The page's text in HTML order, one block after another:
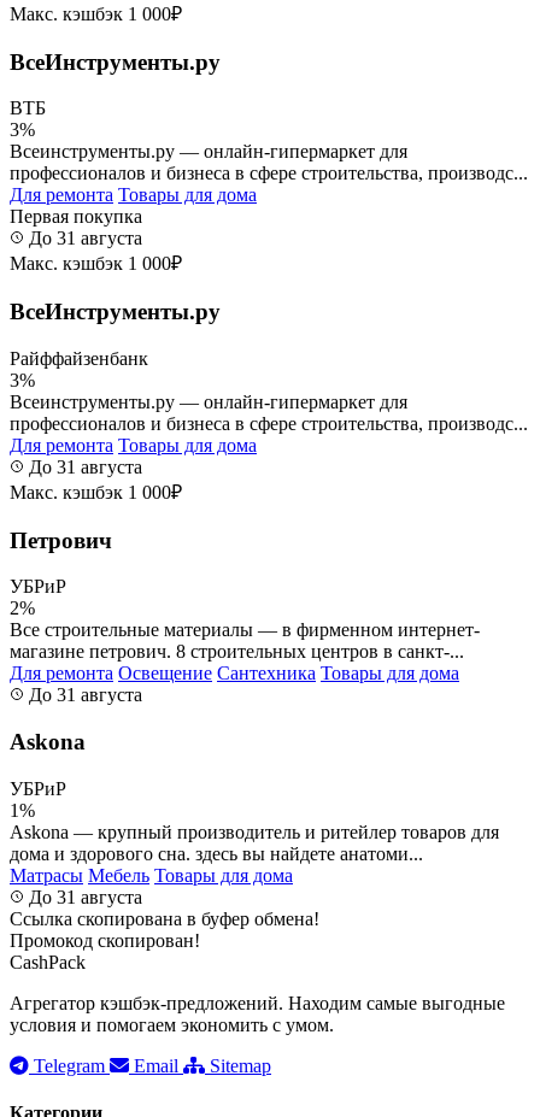
Макс. кэшбэк 1 000₽
ВсеИнструменты.ру
ВТБ
3%
Всеинструменты.ру — онлайн-гипермаркет для
профессионалов и бизнеса в сфере строительства, производс...
Для ремонта Товары для дома
Первая покупка
До 31 августа
Макс. кэшбэк 1 000₽
ВсеИнструменты.ру
Райффайзенбанк
3%
Всеинструменты.ру — онлайн-гипермаркет для
профессионалов и бизнеса в сфере строительства, производс...
Для ремонта Товары для дома
До 31 августа
Макс. кэшбэк 1 000₽
Петрович
УБРиР
2%
Все строительные материалы — в фирменном интернет-
магазине петрович. 8 строительных центров в санкт-...
Для ремонта Освещение Сантехника Товары для дома
До 31 августа
Askona
УБРиР
1%
Askona — крупный производитель и ритейлер товаров для
дома и здорового сна. здесь вы найдете анатоми...
Матрасы Мебель Товары для дома
До 31 августа
Ссылка скопирована в буфер обмена!
Промокод скопирован!
CashPack
Агрегатор кэшбэк-предложений. Находим самые выгодные
условия и помогаем экономить с умом.
Telegram
Email Sitemap
Категории